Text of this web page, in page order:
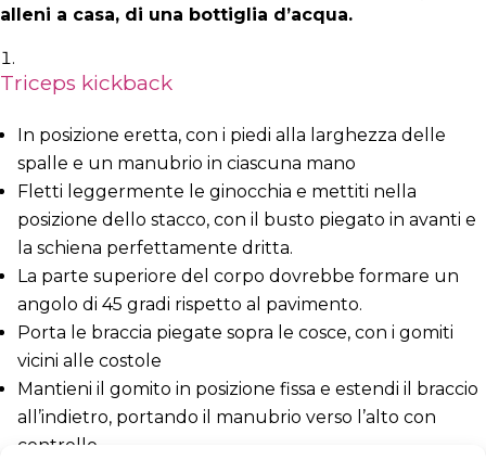
alleni a casa, di una bottiglia d’acqua.
Triceps kickback
In posizione eretta, con i piedi alla larghezza delle
spalle e un manubrio in ciascuna mano
Fletti leggermente le ginocchia e mettiti nella
posizione dello stacco, con il busto piegato in avanti e
la schiena perfettamente dritta.
La parte superiore del corpo dovrebbe formare un
angolo di 45 gradi rispetto al pavimento.
Porta le braccia piegate sopra le cosce, con i gomiti
vicini alle costole
Mantieni il gomito in posizione fissa e estendi il braccio
all’indietro, portando il manubrio verso l’alto con
controllo